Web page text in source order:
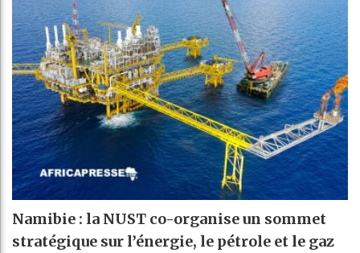
Namibie : la NUST co-organise un sommet
stratégique sur l’énergie, le pétrole et le gaz